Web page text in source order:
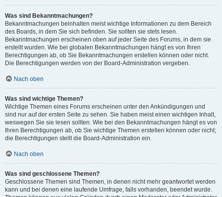
Was sind Bekanntmachungen?
Bekanntmachungen beinhalten meist wichtige Informationen zu dem Bereich
des Boards, in dem Sie sich befinden. Sie sollten sie stets lesen.
Bekanntmachungen erscheinen oben auf jeder Seite des Forums, in dem sie
erstellt wurden. Wie bei globalen Bekanntmachungen hängt es von Ihren
Berechtigungen ab, ob Sie Bekanntmachungen erstellen können oder nicht.
Die Berechtigungen werden von der Board-Administration vergeben.
Nach oben
Was sind wichtige Themen?
Wichtige Themen eines Forums erscheinen unter den Ankündigungen und
sind nur auf der ersten Seite zu sehen. Sie haben meist einen wichtigen Inhalt,
weswegen Sie sie lesen sollten. Wie bei den Bekanntmachungen hängt es von
Ihren Berechtigungen ab, ob Sie wichtige Themen erstellen können oder nicht;
die Berechtigungen stellt die Board-Administration ein.
Nach oben
Was sind geschlossene Themen?
Geschlossene Themen sind Themen, in denen nicht mehr geantwortet werden
kann und bei denen eine laufende Umfrage, falls vorhanden, beendet wurde.